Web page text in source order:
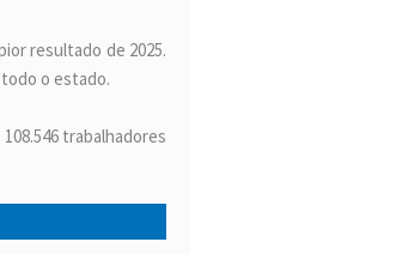
resultado de 2025.
o estado.
trabalhadores